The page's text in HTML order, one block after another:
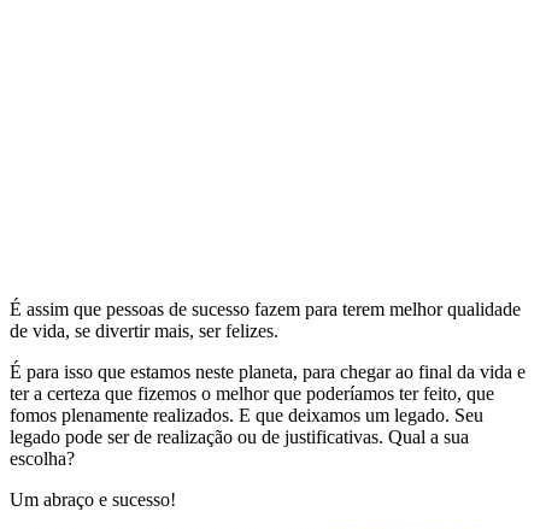
É assim que pessoas de sucesso fazem para terem melhor qualidade
de vida, se divertir mais, ser felizes.
É para isso que estamos neste planeta, para chegar ao final da vida e
ter a certeza que fizemos o melhor que poderíamos ter feito, que
fomos plenamente realizados. E que deixamos um legado. Seu
legado pode ser de realização ou de justificativas. Qual a sua
escolha?
Um abraço e sucesso!